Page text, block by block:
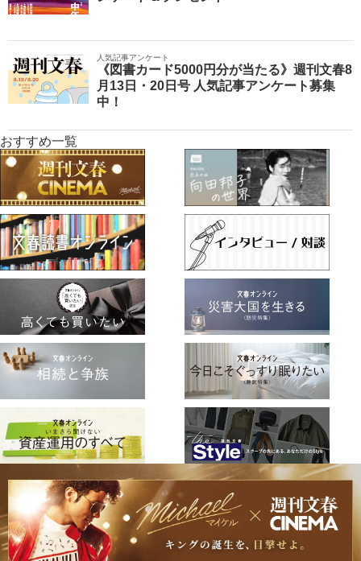
人気記事アンケート
《図書カード5000円分が当たる》週刊文春8
月13日・20日号 人気記事アンケート募集
中！
おすすめ一覧